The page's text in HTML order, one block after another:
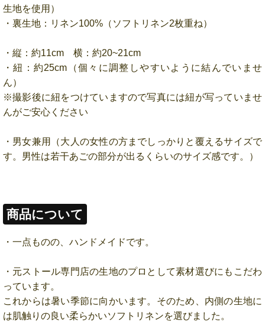
生地を使用）
・裏生地：リネン100%（ソフトリネン2枚重ね）
・縦：約11cm 横：約20~21cm
・紐：約25cm（個々に調整しやすいように結んでいませ
ん）
※撮影後に紐をつけていますので写真には紐が写っていませ
んがご安心ください
・男女兼用（大人の女性の方までしっかりと覆えるサイズで
す。男性は若干あごの部分が出るくらいのサイズ感です。）
商品について
・一点ものの、ハンドメイドです。
・元ストール専門店の生地のプロとして素材選びにもこだわ
っています。
これからは暑い季節に向かいます。そのため、内側の生地に
は肌触りの良い柔らかいソフトリネンを選びました。